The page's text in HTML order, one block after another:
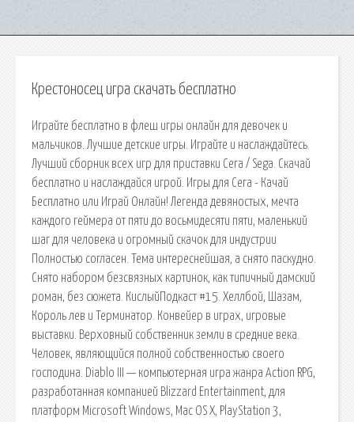
Крестоносец игра скачать бесплатно
Играйте бесплатно в флеш игры онлайн для девочек и
мальчиков. Лучшие детские игры. Играйте и наслаждайтесь.
Лучший сборник всех игр для приставки Сега / Sega. Скачай
бесплатно и наслаждайся игрой. Игры для Сега - Качай
Бесплатно или Играй Онлайн! Легенда девяностых, мечта
каждого геймера от пяти до восьмидесяти пяти, маленький
шаг для человека и огромный скачок для индустрии
Полностью согласен. Тема интереснейшая, а снято паскудно.
Снято набором безсвязных картинок, как типичный дамский
роман, без сюжета. КислыйПодкаст #15. Хеллбой, Шазам,
Король лев и Терминатор. Конвейер в играх, игровые
выставки. Верховный собственник земли в средние века.
Человек, являющийся полной собственностью своего
господина. Diablo III — компьютерная игра жанра Action RPG,
разработанная компанией Blizzard Entertainment, для
платформ Microsoft Windows, Mac OS X, PlayStation 3,